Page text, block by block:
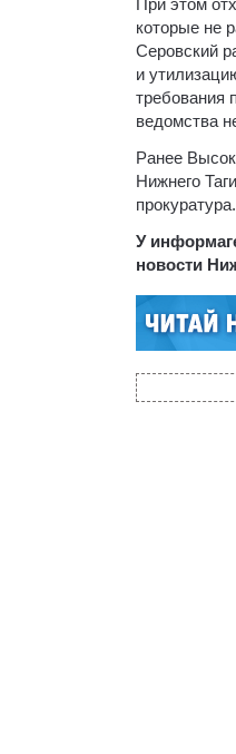
которые не
Серовский
и
требования
ведомства
Ранее
Нижнего
прокуратура.
У
новости